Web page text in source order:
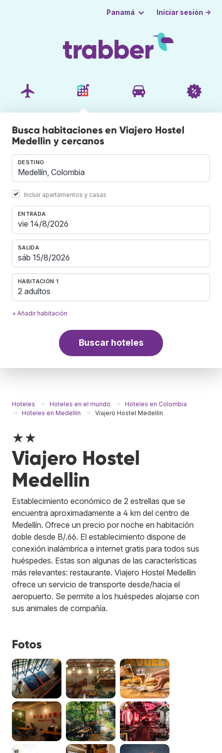
Panamá Iniciar sesión →
Busca habitaciones en Viajero Hostel
Medellin y cercanos
DESTINO
Incluir apartamentos y casas
ENTRADA
SALIDA
HABITACIÓN 1
2 adultos
+ Añadir habitación
Buscar hoteles
Hoteles Hoteles en el mundo
Hoteles en Colombia
Hoteles en Medellín
Viajero Hostel Medellin
★★
Viajero Hostel
Medellin
Establecimiento económico de 2 estrellas que se
encuentra aproximadamente a 4 km del centro de
Medellín. Ofrece un precio por noche en habitación
doble desde B/.66. El establecimiento dispone de
conexión inalámbrica a internet gratis para todos sus
huéspedes. Estas son algunas de las características
más relevantes: restaurante. Viajero Hostel Medellin
ofrece un servicio de transporte desde/hacia el
aeropuerto. Se permite a los huéspedes alojarse con
sus animales de compañía.
Fotos